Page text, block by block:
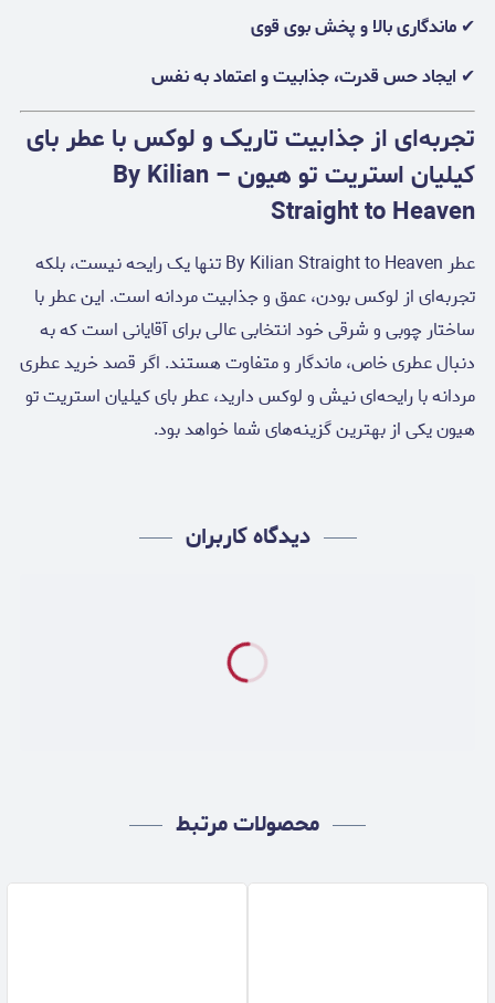
✔ ماندگاری بالا و پخش بوی قوی
✔ ایجاد حس قدرت، جذابیت و اعتماد به نفس
تجربه‌ای از جذابیت تاریک و لوکس با عطر بای
کیلیان استریت تو هیون – By Kilian
Straight to Heaven
عطر By Kilian Straight to Heaven تنها یک رایحه نیست، بلکه
تجربه‌ای از لوکس بودن، عمق و جذابیت مردانه است. این عطر با
ساختار چوبی و شرقی خود انتخابی عالی برای آقایانی است که به
دنبال عطری خاص، ماندگار و متفاوت هستند. اگر قصد خرید عطری
مردانه با رایحه‌ای نیش و لوکس دارید، عطر بای کیلیان استریت تو
هیون یکی از بهترین گزینه‌های شما خواهد بود.
دیدگاه کاربران
محصولات مرتبط